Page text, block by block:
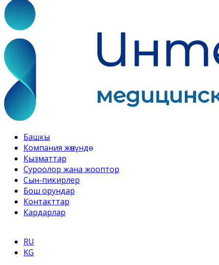
Башкы
Компания жөнүндө
Кызматтар
Суроолор жана жооптор
Сын-пикирлер
Бош орундар
Контакттар
Кардарлар
RU
KG